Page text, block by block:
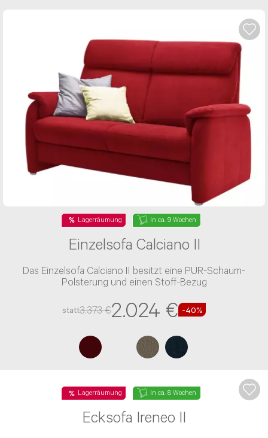
Lagerräumung In ca. 9 Wochen
Einzelsofa Calciano II
Das Einzelsofa Calciano II besitzt eine PUR-Schaum-
Polsterung und einen Stoff-Bezug
statt3.373 €2.024 € -40%
Lagerräumung In ca. 8 Wochen
Ecksofa Ireneo II